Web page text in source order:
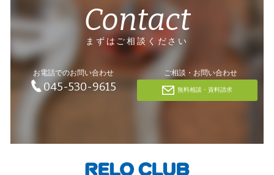
Contact
まずはご相談ください
お電話でのお問い合わせ
045-530-9615
ご相談・お問い合わせ
無料相談・資料請求